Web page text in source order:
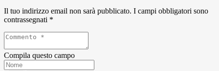
Il tuo indirizzo email non sarà pubblicato. I campi obbligatori sono
contrassegnati *
Compila questo campo